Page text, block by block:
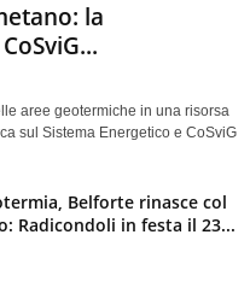
la
aree geotermiche in una risorsa
sul Sistema Energetico e CoSviG
Belforte rinasce col
Radicondoli in festa il 23...